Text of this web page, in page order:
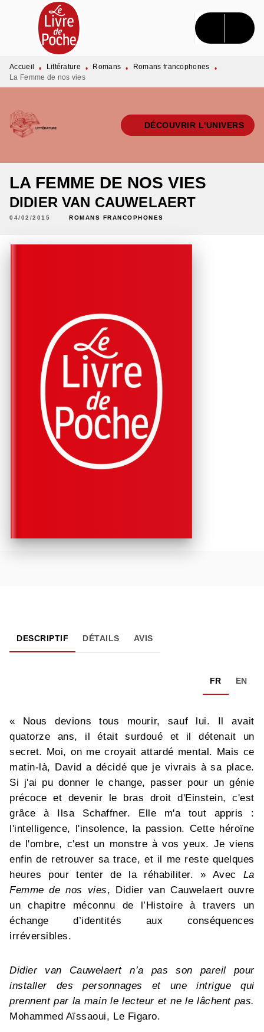
MENU RECHERCHE CONTENU
PIED DE PAGE
Accueil • Littérature • Romans • Romans francophones
•
La Femme de nos vies
DÉCOUVRIR L'UNIVERS
LA FEMME DE NOS VIES
DIDIER VAN CAUWELAERT
04/02/2015 ROMANS FRANCOPHONES
DESCRIPTIF DÉTAILS AVIS
FR EN
« Nous devions tous mourir, sauf lui. Il avait
quatorze ans, il était surdoué et il détenait un
secret. Moi, on me croyait attardé mental. Mais ce
matin-là, David a décidé que je vivrais à sa place.
Si j'ai pu donner le change, passer pour un génie
précoce et devenir le bras droit d'Einstein, c'est
grâce à Ilsa Schaffner. Elle m'a tout appris :
l'intelligence, l'insolence, la passion. Cette héroïne
de l'ombre, c'est un monstre à vos yeux. Je viens
enfin de retrouver sa trace, et il me reste quelques
heures pour tenter de la réhabiliter. » Avec La
Femme de nos vies, Didier van Cauwelaert ouvre
un chapitre méconnu de l’Histoire à travers un
échange d’identités aux conséquences
irréversibles.
Didier van Cauwelaert n’a pas son pareil pour
installer des personnages et une intrigue qui
prennent par la main le lecteur et ne le lâchent pas.
Mohammed Aïssaoui, Le Figaro.